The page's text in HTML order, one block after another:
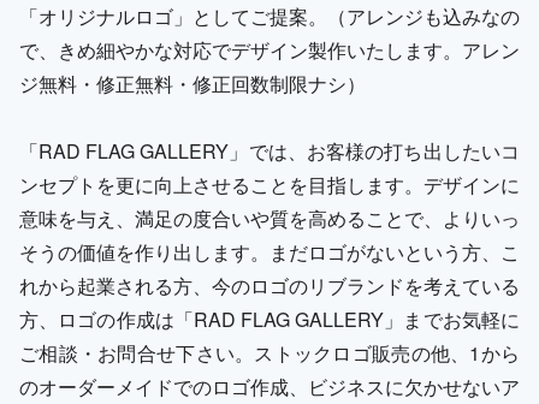
「オリジナルロゴ」としてご提案。（アレンジも込みなの
で、きめ細やかな対応でデザイン製作いたします。アレン
ジ無料・修正無料・修正回数制限ナシ）
「RAD FLAG GALLERY」では、お客様の打ち出したいコ
ンセプトを更に向上させることを目指します。デザインに
意味を与え、満足の度合いや質を高めることで、よりいっ
そうの価値を作り出します。まだロゴがないという方、こ
れから起業される方、今のロゴのリブランドを考えている
方、ロゴの作成は「RAD FLAG GALLERY」までお気軽に
ご相談・お問合せ下さい。ストックロゴ販売の他、1から
のオーダーメイドでのロゴ作成、ビジネスに欠かせないア